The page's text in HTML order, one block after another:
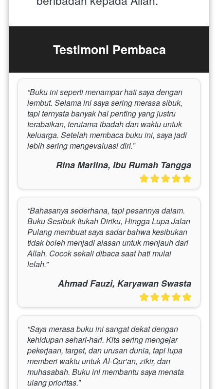
Testimoni Pembaca
“Buku ini seperti menampar hati saya dengan
lembut. Selama ini saya sering merasa sibuk,
tapi ternyata banyak hal penting yang justru
terabaikan, terutama ibadah dan waktu untuk
keluarga. Setelah membaca buku ini, saya jadi
lebih sering mengevaluasi diri.”
Rina Marlina, Ibu Rumah Tangga
“Bahasanya sederhana, tapi pesannya dalam.
Buku Sesibuk Itukah Diriku, Hingga Lupa Jalan
Pulang membuat saya sadar bahwa kesibukan
tidak boleh menjadi alasan untuk menjauh dari
Allah. Cocok sekali dibaca saat hati mulai
lelah.”
Ahmad Fauzi, Karyawan Swasta
“Saya merasa buku ini sangat dekat dengan
kehidupan sehari-hari. Kita sering mengejar
pekerjaan, target, dan urusan dunia, tapi lupa
memberi waktu untuk Al-Qur’an, zikir, dan
muhasabah. Buku ini membantu saya menata
ulang prioritas.”